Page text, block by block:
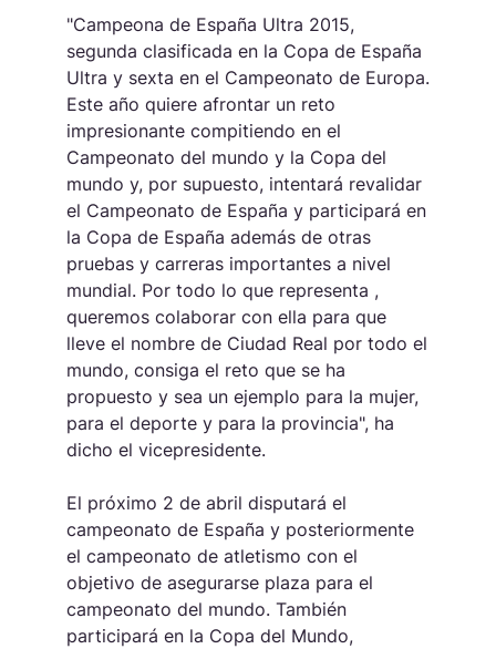
"Campeona de España Ultra 2015,
segunda clasificada en la Copa de España
Ultra y sexta en el Campeonato de Europa.
Este año quiere afrontar un reto
impresionante compitiendo en el
Campeonato del mundo y la Copa del
mundo y, por supuesto, intentará revalidar
el Campeonato de España y participará en
la Copa de España además de otras
pruebas y carreras importantes a nivel
mundial. Por todo lo que representa ,
queremos colaborar con ella para que
lleve el nombre de Ciudad Real por todo el
mundo, consiga el reto que se ha
propuesto y sea un ejemplo para la mujer,
para el deporte y para la provincia", ha
dicho el vicepresidente.
El próximo 2 de abril disputará el
campeonato de España y posteriormente
el campeonato de atletismo con el
objetivo de asegurarse plaza para el
campeonato del mundo. También
participará en la Copa del Mundo,